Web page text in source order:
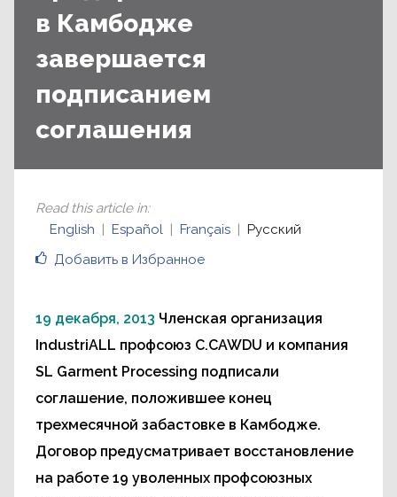
в Камбодже
завершается
подписанием
соглашения
Добавить в Избранное
Read this article in:
English
Español Français Русский
19 декабря, 2013 Членская организация
IndustriALL профсоюз C.CAWDU и компания
SL Garment Processing подписали
соглашение, положившее конец
трехмесячной забастовке в Камбодже.
Договор предусматривает восстановление
на работе 19 уволенных профсоюзных